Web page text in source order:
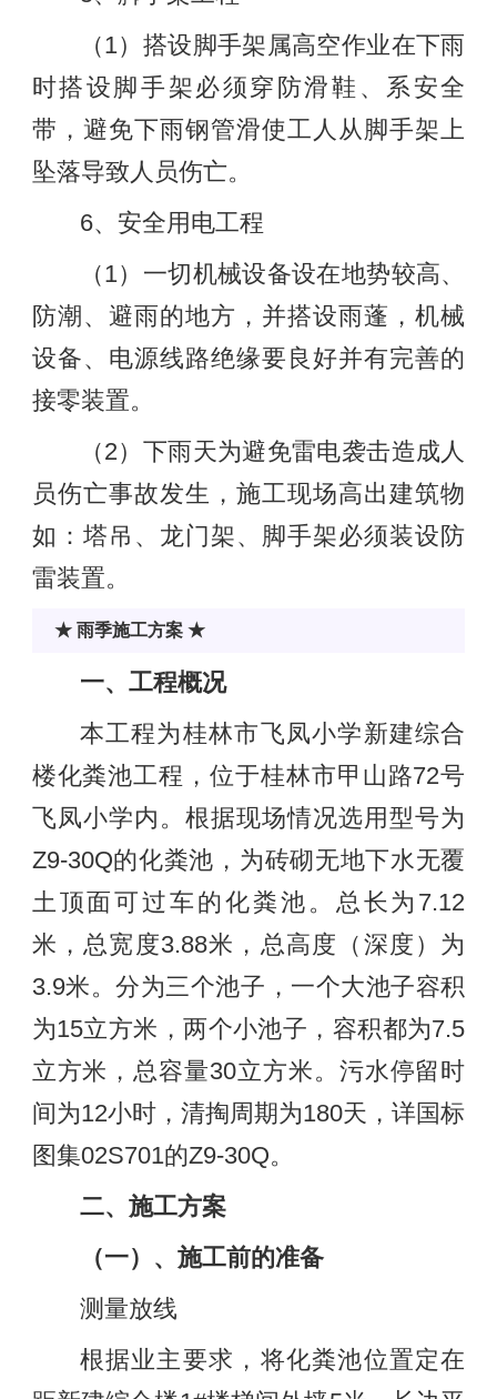
（1）搭设脚手架属高空作业在下雨
时搭设脚手架必须穿防滑鞋、系安全
带，避免下雨钢管滑使工人从脚手架上
坠落导致人员伤亡。
6、安全用电工程
（1）一切机械设备设在地势较高、
防潮、避雨的地方，并搭设雨蓬，机械
设备、电源线路绝缘要良好并有完善的
接零装置。
（2）下雨天为避免雷电袭击造成人
员伤亡事故发生，施工现场高出建筑物
如：塔吊、龙门架、脚手架必须装设防
雷装置。
★ 雨季施工方案 ★
一、工程概况
本工程为桂林市飞凤小学新建综合
楼化粪池工程，位于桂林市甲山路72号
飞凤小学内。根据现场情况选用型号为
Z9-30Q的化粪池，为砖砌无地下水无覆
土顶面可过车的化粪池。总长为7.12
米，总宽度3.88米，总高度（深度）为
3.9米。分为三个池子，一个大池子容积
为15立方米，两个小池子，容积都为7.5
立方米，总容量30立方米。污水停留时
间为12小时，清掏周期为180天，详国标
图集02S701的Z9-30Q。
二、施工方案
（一）、施工前的准备
测量放线
根据业主要求，将化粪池位置定在